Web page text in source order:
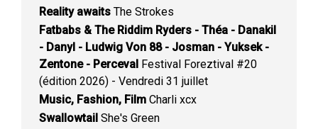
Reality awaits The Strokes
Fatbabs & The Riddim Ryders - Théa - Danakil
- Danyl - Ludwig Von 88 - Josman - Yuksek -
Zentone - Perceval Festival Foreztival #20
(édition 2026) - Vendredi 31 juillet
Music, Fashion, Film Charli xcx
Swallowtail She's Green